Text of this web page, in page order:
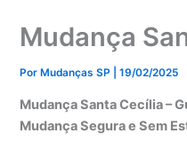
Mudança
Por Mudanças SP |19/02/2025
Mudança Santa Cecília –
Mudança Segura e Sem